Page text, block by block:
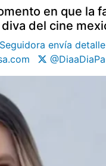
en que la
del cine
envía
@DiaaDiaPa